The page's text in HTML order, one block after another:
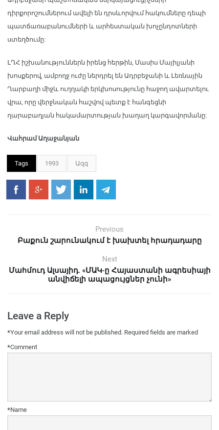
դիրքորոշումներում ավելի են դրսևորվում հակումները դեպի
պատճառաբանումների և արհեստական խոչընդոտների
ստեղծումը:
ԼՂՀ իշխանություններն իրենց հերթին, Մասիս Մայիլյանի
խոսքերով, ամբողջ ուժը ներդրել են Ադրբեջանի և Լեռնային
Ղարբաղի միջև ուղղակի երկխոսությունը հաջող ավարտելու
վրա, որը վերջնական հաշվով պետք է հանգեցնի
ղարաբաղյան հակամարտության խաղաղ կարգավորմանը:
Վահրամ Աղաջանյան
Tags 1993 Ազգ
Previous
Բաքուն շարունակում է խախտել հրադադարը
Next
Մահմուդ Ալսայիդ. «ՄԱԿ-ը Հայաստանի ագրեսիայի
անվիճելի ապացույցներ չունի»
Leave a Reply
Your email address will not be published. Required fields are marked
*
Comment
*
Name
*